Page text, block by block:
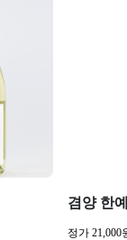
겸양 한
정가 21,000